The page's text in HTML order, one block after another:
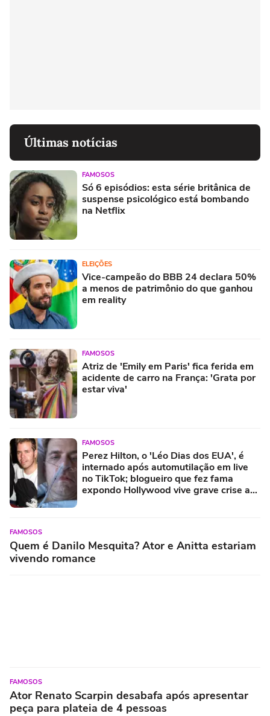
Últimas notícias
FAMOSOS
Só 6 episódios: esta série britânica de
suspense psicológico está bombando
na Netflix
ELEIÇÕES
Vice-campeão do BBB 24 declara 50%
a menos de patrimônio do que ganhou
em reality
FAMOSOS
Atriz de 'Emily em Paris' fica ferida em
acidente de carro na França: 'Grata por
estar viva'
FAMOSOS
Perez Hilton, o 'Léo Dias dos EUA', é
internado após automutilação em live
no TikTok; blogueiro que fez fama
expondo Hollywood vive grave crise aos
FAMOSOS
Quem é Danilo Mesquita? Ator e Anitta estariam
vivendo romance
FAMOSOS
Ator Renato Scarpin desabafa após apresentar
peça para plateia de 4 pessoas